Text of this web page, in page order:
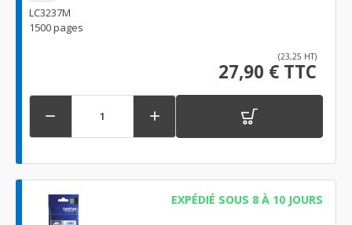
LC3237M
1500 pages
(23,25 HT)
27,90 € TTC
 
EXPÉDIÉ SOUS 8 À 10 JOURS